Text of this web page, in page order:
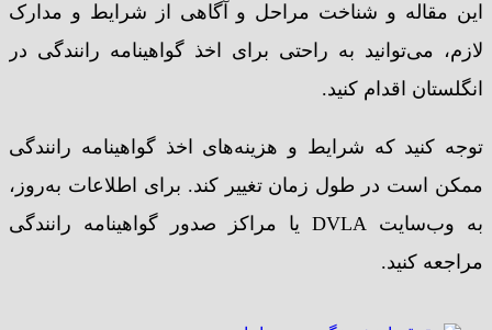
این مقاله و شناخت مراحل و آگاهی از شرایط و مدارک
لازم، می‌توانید به راحتی برای اخذ گواهینامه رانندگی در
انگلستان اقدام کنید.
توجه کنید که شرایط و هزینه‌های اخذ گواهینامه رانندگی
ممکن است در طول زمان تغییر کند. برای اطلاعات به‌روز،
به وب‌سایت DVLA یا مراکز صدور گواهینامه رانندگی
مراجعه کنید.